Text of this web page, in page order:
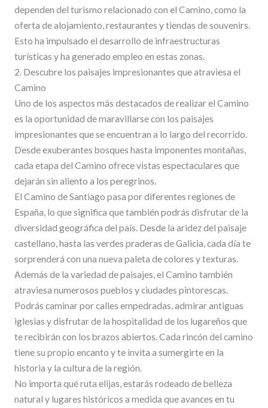
dependen del turismo relacionado con el Camino, como la
oferta de alojamiento, restaurantes y tiendas de souvenirs.
Esto ha impulsado el desarrollo de infraestructuras
turísticas y ha generado empleo en estas zonas.
2. Descubre los paisajes impresionantes que atraviesa el
Camino
Uno de los aspectos más destacados de realizar el Camino
es la oportunidad de maravillarse con los paisajes
impresionantes que se encuentran a lo largo del recorrido.
Desde exuberantes bosques hasta imponentes montañas,
cada etapa del Camino ofrece vistas espectaculares que
dejarán sin aliento a los peregrinos.
El Camino de Santiago pasa por diferentes regiones de
España, lo que significa que también podrás disfrutar de la
diversidad geográfica del país. Desde la aridez del paisaje
castellano, hasta las verdes praderas de Galicia, cada día te
sorprenderá con una nueva paleta de colores y texturas.
Además de la variedad de paisajes, el Camino también
atraviesa numerosos pueblos y ciudades pintorescas.
Podrás caminar por calles empedradas, admirar antiguas
iglesias y disfrutar de la hospitalidad de los lugareños que
te recibirán con los brazos abiertos. Cada rincón del camino
tiene su propio encanto y te invita a sumergirte en la
historia y la cultura de la región.
No importa qué ruta elijas, estarás rodeado de belleza
natural y lugares históricos a medida que avances en tu